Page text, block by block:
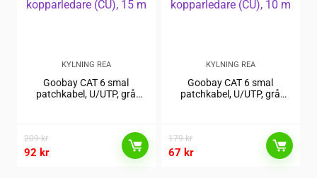
KYLNING REA
Goobay CAT 6 smal
patchkabel, U/UTP, grå
209kr
92 kr
KYLNING REA
Goobay CAT 6 smal
patchkabel, U/UTP, grå
179kr
67 kr